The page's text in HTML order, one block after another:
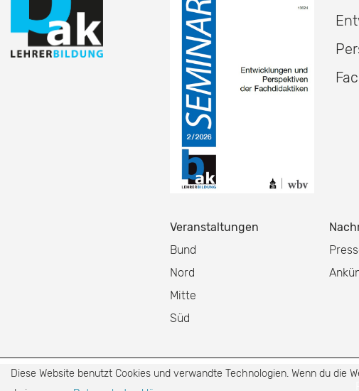
Diese Website benutzt Cookies und verwandte Technologien. Wenn du
Veranstaltungen
Bund
Nord
Mitte
Süd